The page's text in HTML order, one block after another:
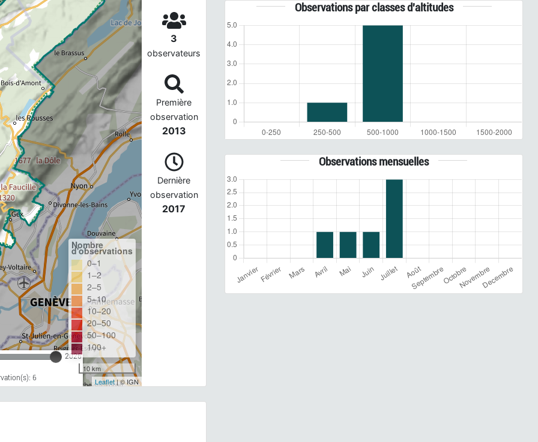
2026
6
Nombre
d'observations
0–1
1–2
2–5
5–10
10–20
20–50
50–100
100+
10 km
Leaflet| © IGN
3
observateurs
Première
observation
2013
Dernière
observation
2017
Observations par classes d'altitudes
Observations mensuelles